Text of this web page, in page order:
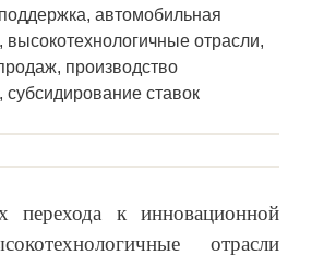
автомобильная
отрасли,
производство
субсидирование ставок
перехода к инновационной
отрасли